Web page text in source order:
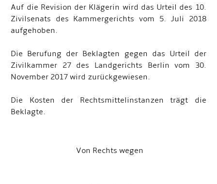
Auf die Revision der Klägerin wird das Urteil des 10.
Zivilsenats des Kammergerichts vom 5. Juli 2018
aufgehoben.
Die Berufung der Beklagten gegen das Urteil der
Zivilkammer 27 des Landgerichts Berlin vom 30.
November 2017 wird zurückgewiesen.
Die Kosten der Rechtsmittelinstanzen trägt die
Beklagte.
Von Rechts wegen